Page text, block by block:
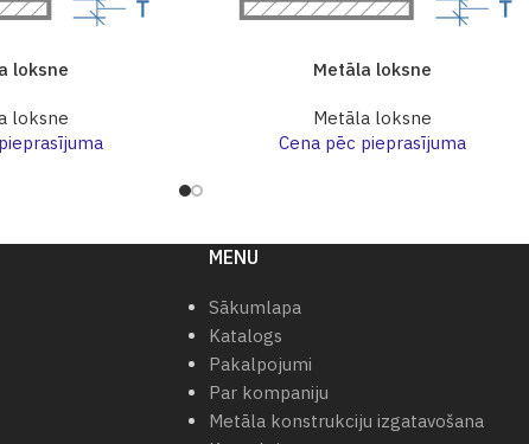
loksne
loksne
Metāla loksne
Metāla loksne
Cena pēc pieprasījuma
MENU
Sākumlapa
Katalogs
Pakalpojumi
Par kompaniju
Metāla konstrukciju izgatavošana